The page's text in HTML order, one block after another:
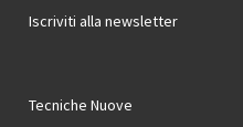
Iscriviti alla newsletter
Tecniche Nuove